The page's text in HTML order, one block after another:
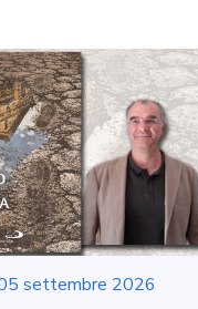
settembre 2026